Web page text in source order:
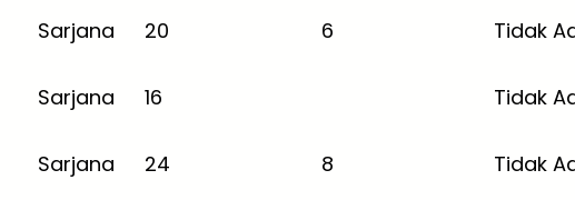
Sarjana 20 6 Tidak
Sarjana 16 Tidak
Sarjana 24 8 Tidak